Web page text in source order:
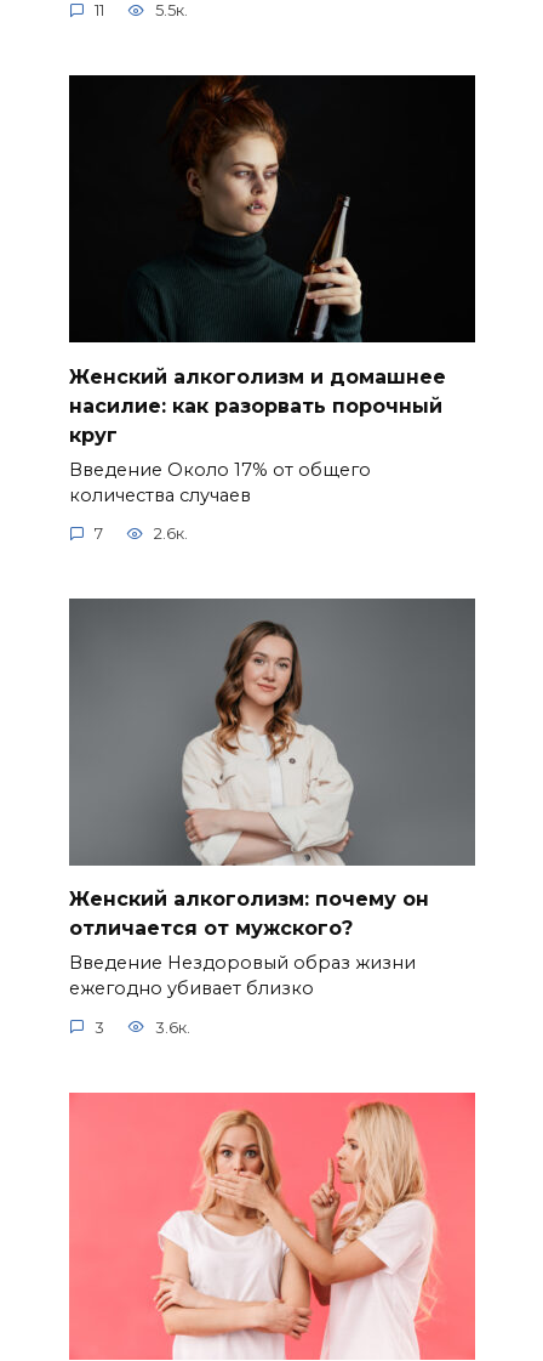
11 5.5к.
Женский алкоголизм и домашнее
насилие: как разорвать порочный
круг
Введение Около 17% от общего
количества случаев
7 2.6к.
Женский алкоголизм: почему он
отличается от мужского?
Введение Нездоровый образ жизни
ежегодно убивает близко
3 3.6к.